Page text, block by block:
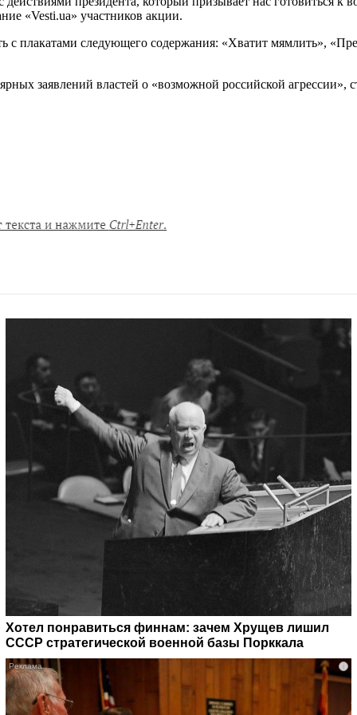
«Vesti.ua» участников акции.
плакатами следующего содержания: «Хватит мямлить»,
заявлений властей о «возможной российской агрессии»,
Хотел понравиться финнам: зачем Хрущев лишил
СССР стратегической военной базы Порккала
i